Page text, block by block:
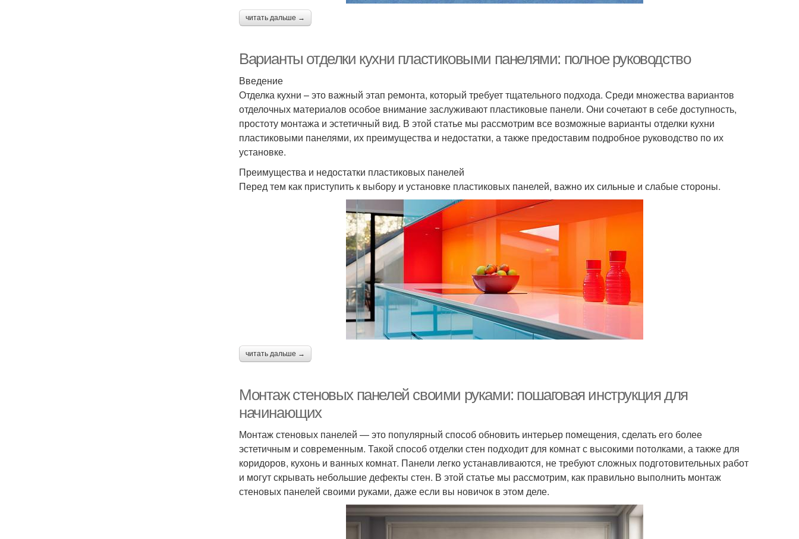
читать дальше →
Варианты отделки кухни пластиковыми панелями: полное руководство
Введение
Отделка кухни – это важный этап ремонта, который требует тщательного подхода. Среди множества вариантов
отделочных материалов особое внимание заслуживают пластиковые панели. Они сочетают в себе доступность,
простоту монтажа и эстетичный вид. В этой статье мы рассмотрим все возможные варианты отделки кухни
пластиковыми панелями, их преимущества и недостатки, а также предоставим подробное руководство по их
установке.
Преимущества и недостатки пластиковых панелей
Перед тем как приступить к выбору и установке пластиковых панелей, важно их сильные и слабые стороны.
читать дальше →
Монтаж стеновых панелей своими руками: пошаговая инструкция для
начинающих
Монтаж стеновых панелей — это популярный способ обновить интерьер помещения, сделать его более
эстетичным и современным. Такой способ отделки стен подходит для комнат с высокими потолками, а также для
коридоров, кухонь и ванных комнат. Панели легко устанавливаются, не требуют сложных подготовительных работ
и могут скрывать небольшие дефекты стен. В этой статье мы рассмотрим, как правильно выполнить монтаж
стеновых панелей своими руками, даже если вы новичок в этом деле.